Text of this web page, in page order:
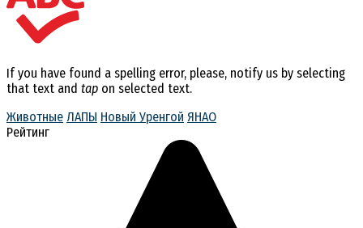
If you have found a spelling error, please, notify us by selecting
that text and tap on selected text.
Животные ЛАПЫ Новый Уренгой ЯНАО
Рейтинг